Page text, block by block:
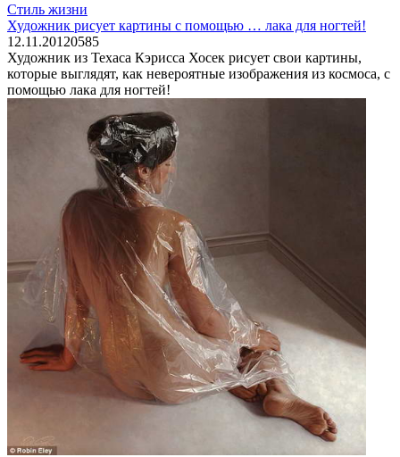
Стиль жизни
Художник рисует картины с помощью … лака для ногтей!
12.11.20120585
Художник из Техаса Кэрисса Хосек рисует свои картины,
которые выглядят, как невероятные изображения из космоса, с
помощью лака для ногтей!